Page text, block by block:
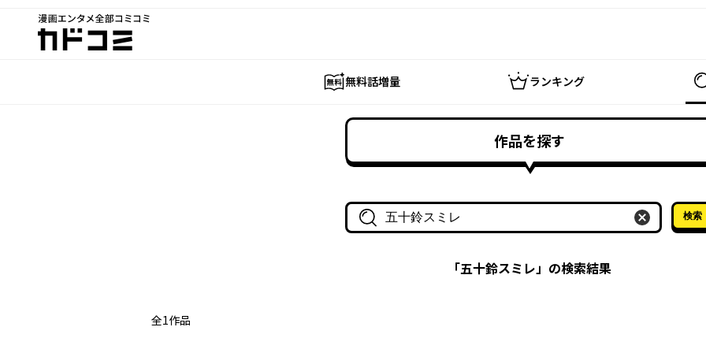
漫画エンタメ全部コミコミ
カドコミ
無料話増量 ランキング
作品を探す
作品名・作家名で探す
検索
「五十鈴スミレ」の検索結果
全1作品